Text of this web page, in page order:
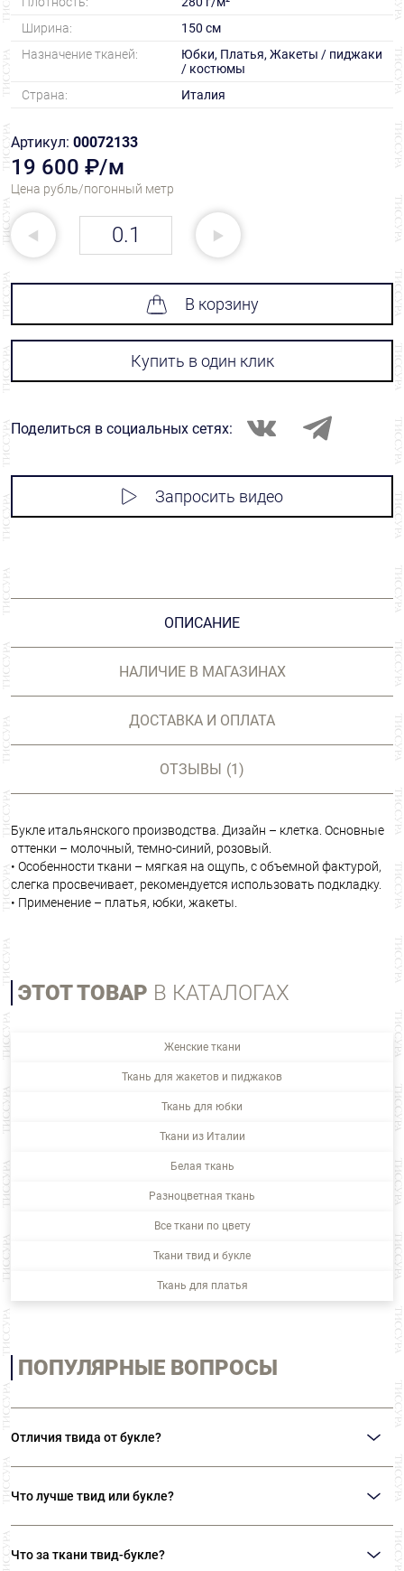
Ширина:
150 см
Назначение тканей:
Юбки, Платья, Жакеты / пиджаки
/ костюмы
Страна:
Италия
Артикул: 00072133
19 600 ₽/м
Цена рубль/погонный метр
В корзину
Купить в один клик
Поделиться в социальных сетях:
Запросить видео
ОПИСАНИЕ
НАЛИЧИЕ В МАГАЗИНАХ
ДОСТАВКА И ОПЛАТА
ОТЗЫВЫ (1)
Букле итальянского производства. Дизайн – клетка. Основные
оттенки – молочный, темно-синий, розовый.
• Особенности ткани – мягкая на ощупь, с объемной фактурой,
слегка просвечивает, рекомендуется использовать подкладку.
• Применение – платья, юбки, жакеты.
ЭТОТ ТОВАР В КАТАЛОГАХ
Женские ткани
Ткань для жакетов и пиджаков
Ткань для юбки
Ткани из Италии
Белая ткань
Разноцветная ткань
Все ткани по цвету
Ткани твид и букле
Ткань для платья
ПОПУЛЯРНЫЕ ВОПРОСЫ
Отличия твида от букле?
саржевого переплетения. Чаше всего производится из шерсти. Букле –
ткань с характерными объемными «петельками». Производят из нитей
Что лучше твид или букле?
предпочтений и тех дизайнерских решений, которые необходимо
реализовать.
Что за ткани твид-букле?